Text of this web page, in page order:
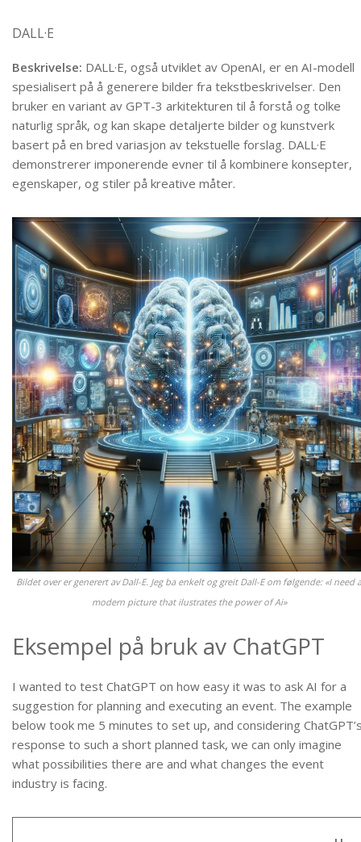
DALL·E
Beskrivelse: DALL·E, også utviklet av OpenAI, er en AI-modell
spesialisert på å generere bilder fra tekstbeskrivelser. Den
bruker en variant av GPT-3 arkitekturen til å forstå og tolke
naturlig språk, og kan skape detaljerte bilder og kunstverk
basert på en bred variasjon av tekstuelle forslag. DALL·E
demonstrerer imponerende evner til å kombinere konsepter,
egenskaper, og stiler på kreative måter.
Bildet over er generert av Dall-E. Jeg ba enkelt og greit Dall-E om følgende: «I need
modern picture that ilustrates the power of Ai»
Eksempel på bruk av ChatGPT
I wanted to test ChatGPT on how easy it was to ask AI for a
suggestion for planning and executing an event. The example
below took me 5 minutes to set up, and considering
response to such a short planned task, we can only imagine
what possibilities there are and what changes the event
industry is facing.